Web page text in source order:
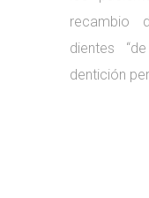
recambio
dientes
dentición